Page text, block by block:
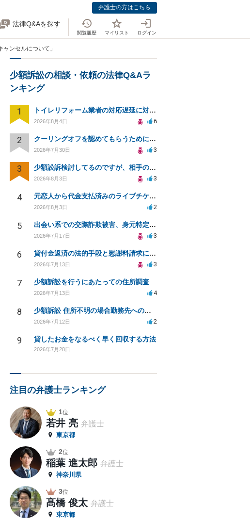
弁護士の方はこちら
法律Q&Aを探す
閲覧履歴 マイリスト ログイン
ンセルについて」
少額訴訟の相談・依頼の法律Q&Aラ
ンキング
1 トイレリフォーム業者の対応遅延に対する法的措置相談
2026年8月4日 6
2 クーリングオフを認めてもらうために少額訴訟できるのでしょうか。
2026年7月30日 3
3 少額訟訴検討してるのですが、相手の住所がわからない
2026年8月3日 3
4 元恋人から代金支払済みのライブチケットを回収したい。
2026年8月3日 2
5 出会い系での交際詐欺被害、身元特定と返金請求の方法は？
2026年7月17日 3
6 貸付金返済の法的手段と慰謝料請求について
2026年7月13日 3
7 少額訴訟を行うにあたっての住所調査
2026年7月13日 4
8 少額訴訟 住所不明の場合勤務先への書類送達は可能？
2026年7月12日 2
9 貸したお金をなるべく早く回収する方法
2026年7月28日
注目の弁護士ランキング
1位
若井 亮 弁護士
東京都
2位
稲葉 進太郎 弁護士
神奈川県
3位
髙橋 俊太 弁護士
東京都